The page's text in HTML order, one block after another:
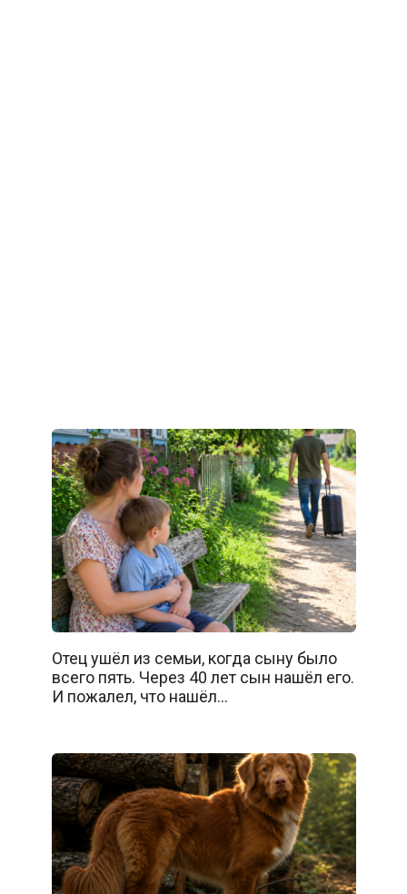
Отец ушёл из семьи, когда сыну было
всего пять. Через 40 лет сын нашёл его.
И пожалел, что нашёл…